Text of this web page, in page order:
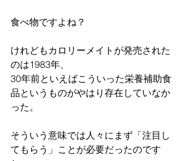
食べ物ですよね？
けれどもカロリーメイトが発売された
のは1983年、
30年前といえばこういった栄養補助食
品というものがやはり存在していなか
った。
そういう意味では人々にまず「注目し
てもらう」ことが必要だったのです